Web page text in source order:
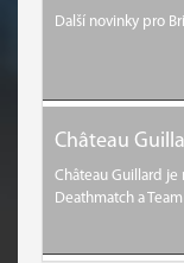
Další novinky pro
Château
Château Guillard je
Deathmatch a